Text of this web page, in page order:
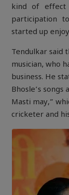
kind of effect
participation
started up
Tendulkar said
musician, who
business. He
Bhosle’s
Masti may,”
cricketer and